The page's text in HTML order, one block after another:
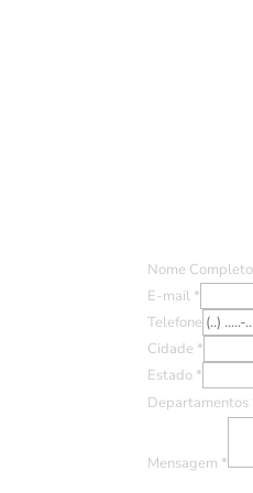
Nome Completo
E-mail *
Telefone
Cidade *
Estado *
Departamentos
Mensagem *